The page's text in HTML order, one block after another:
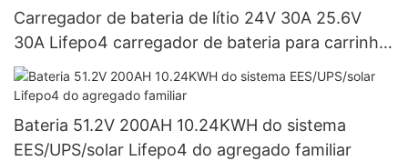
Carregador de bateria de lítio 24V 30A 25.6V
30A Lifepo4 carregador de bateria para carrinho
de golfe
Bateria 51.2V 200AH 10.24KWH do sistema
EES/UPS/solar Lifepo4 do agregado familiar